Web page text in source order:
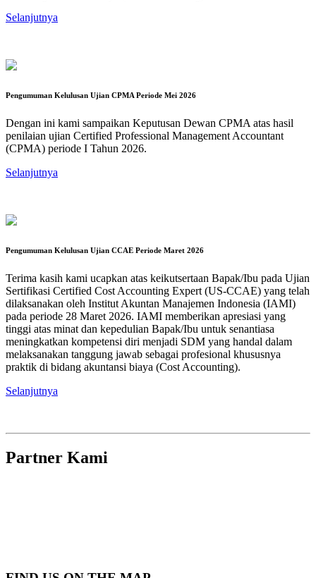
Selanjutnya
Pengumuman Kelulusan Ujian CPMA Periode Mei 2026
Dengan ini kami sampaikan Keputusan Dewan CPMA atas hasil
penilaian ujian Certified Professional Management Accountant
(CPMA) periode I Tahun 2026.
Selanjutnya
Pengumuman Kelulusan Ujian CCAE Periode Maret 2026
Terima kasih kami ucapkan atas keikutsertaan Bapak/Ibu pada Ujian
Sertifikasi Certified Cost Accounting Expert (US-CCAE) yang telah
dilaksanakan oleh Institut Akuntan Manajemen Indonesia (IAMI)
pada periode 28 Maret 2026. IAMI memberikan apresiasi yang
tinggi atas minat dan kepedulian Bapak/Ibu untuk senantiasa
meningkatkan kompetensi diri menjadi SDM yang handal dalam
melaksanakan tanggung jawab sebagai profesional khususnya
praktik di bidang akuntansi biaya (Cost Accounting).
Selanjutnya
Partner Kami